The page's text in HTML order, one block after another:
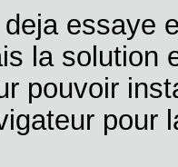
deja essaye
la solution
pouvoir
pour